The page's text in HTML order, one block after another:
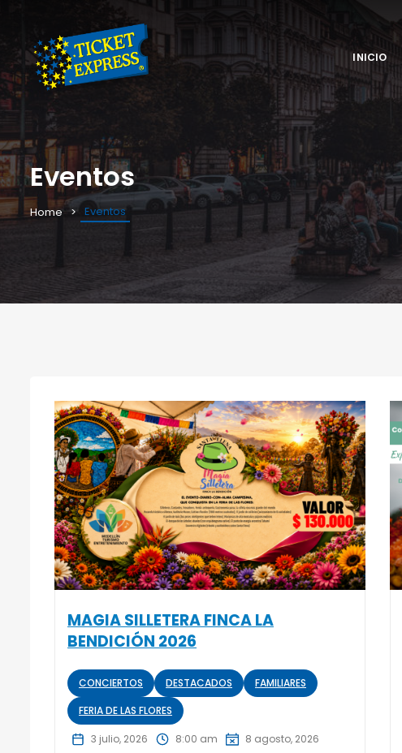
INICIO
Eventos
Home Eventos
MAGIA SILLETERA FINCA LA
BENDICIÓN 2026
CONCIERTOS DESTACADOS
FAMILIARES
FERIA DE LAS FLORES
3 julio, 2026 8:00 am
8 agosto, 2026